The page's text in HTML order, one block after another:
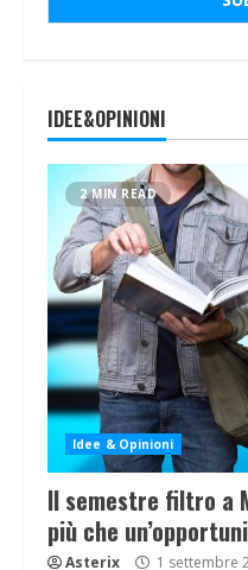
IDEE&OPINIONI
2 MIN READ
Idee & Opinioni
Il semestre filtro a
più che
Asterix 1 settembre